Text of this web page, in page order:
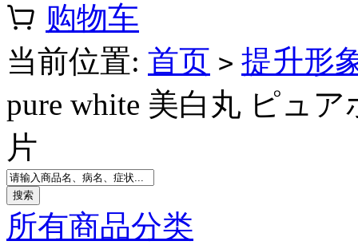
购物车
当前位置: 首页 > 提升形
pure white 美白丸 ピュ
片
所有商品分类